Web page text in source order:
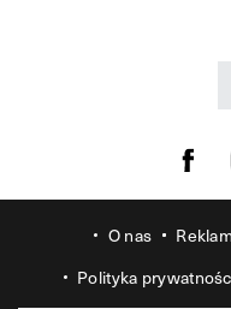
Visit
O nas
Polityka